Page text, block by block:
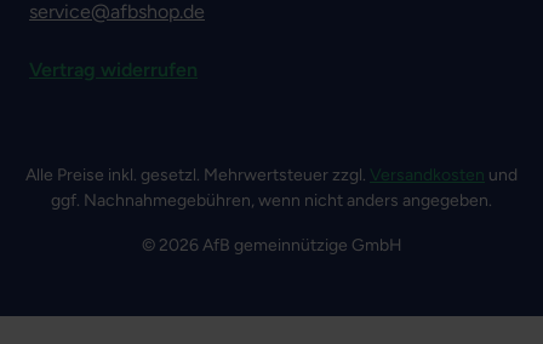
service@afbshop.de
Vertrag widerrufen
Alle Preise inkl. gesetzl. Mehrwertsteuer zzgl. Versandkosten und
ggf. Nachnahmegebühren, wenn nicht anders angegeben.
© 2026 AfB gemeinnützige GmbH